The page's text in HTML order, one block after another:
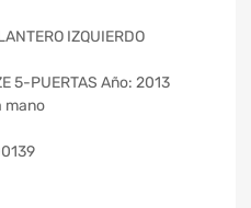
IZQUIERDO
5-PUERTAS Año: 2013
mano